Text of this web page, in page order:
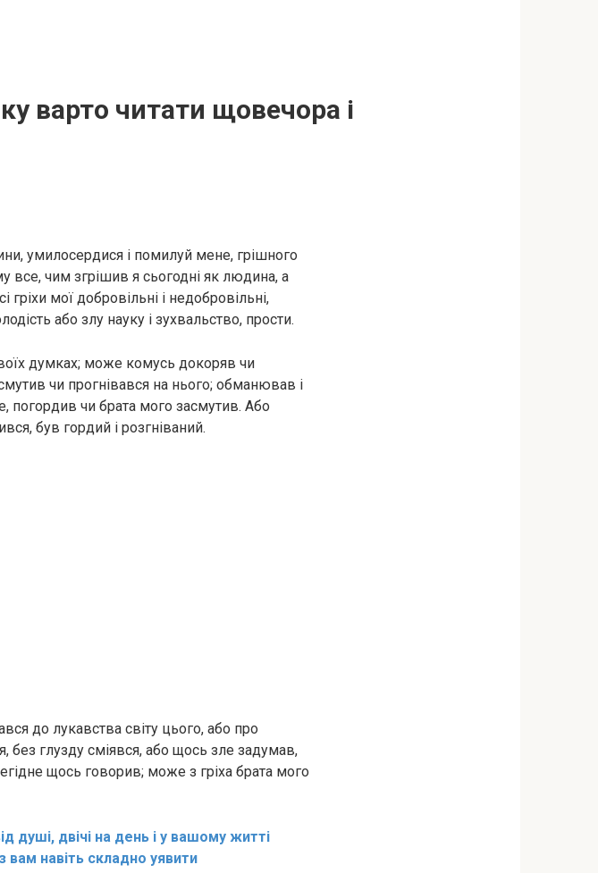
варто читати щовечора і
умилосердися і помилуй мене, грішного
все, чим згрішив я сьогодні як людина, а
мої добровільні і недобровільні,
або злу науку і зухвальство, прости.
думках; може комусь докоряв чи
чи прогнівався на нього; обманював і
погордив чи брата мого засмутив. Або
був гордий і розгніваний.
до лукавства світу цього, або про
без глузду сміявся, або щось зле задумав,
щось говорив; може з гріха брата мого
душі, двічі на день і у вашому житті
вам навіть складно уявити